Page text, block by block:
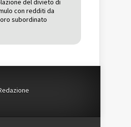
del divieto di
con redditi da
subordinato